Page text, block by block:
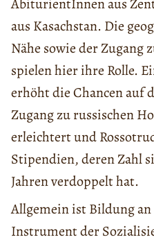
AbiturientInnen aus
aus Kasachstan. Die
Nähe sowie der Zugang
spielen hier ihre Rolle.
erhöht die Chancen auf
Zugang zu russischen
erleichtert und
Stipendien, deren Zahl
Jahren verdoppelt hat.
Allgemein ist Bildung an
Instrument der